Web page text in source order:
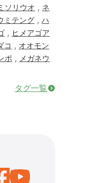
ソリウオ , ネ
ミテング , ハ
, ヒメアゴア
コ , オオモン
ポ , メガネウ
タグ一覧